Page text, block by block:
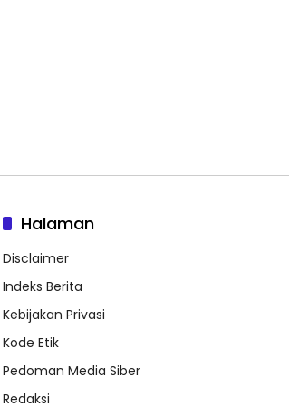
Halaman
Disclaimer
Indeks Berita
Kebijakan Privasi
Kode Etik
Pedoman Media Siber
Redaksi